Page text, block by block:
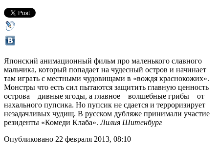
Японский анимационный фильм про маленького славного
мальчика, который попадает на чудесный остров и начинает
там играть с местными чудовищами в «вождя краснокожих».
Монстры что есть сил пытаются защитить главную ценность
острова – дивные ягоды, а главное – волшебные грибы – от
нахального пупсика. Но пупсик не сдается и терроризирует
незадачливых чудищ. В русском дубляже принимали участие
резиденты «Комеди Клаба».Лилия Шитенбург
Опубликовано 22 февраля 2013, 08:10